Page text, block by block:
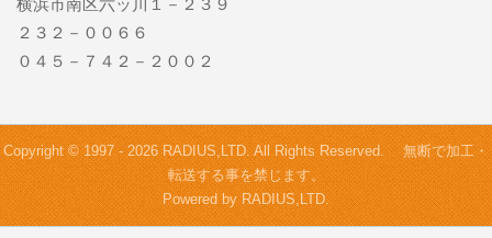
２３２－００６６
０４５－７４２－２００２
Copyright © 1997 - 2026 RADIUS,LTD. All Rights Reserved. 無断で加工・
転送する事を禁じます。
Powered by RADIUS,LTD.